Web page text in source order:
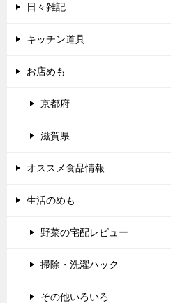
日々雑記
キッチン道具
お店めも
京都府
滋賀県
オススメ食品情報
生活のめも
野菜の宅配レビュー
掃除・洗濯ハック
その他いろいろ